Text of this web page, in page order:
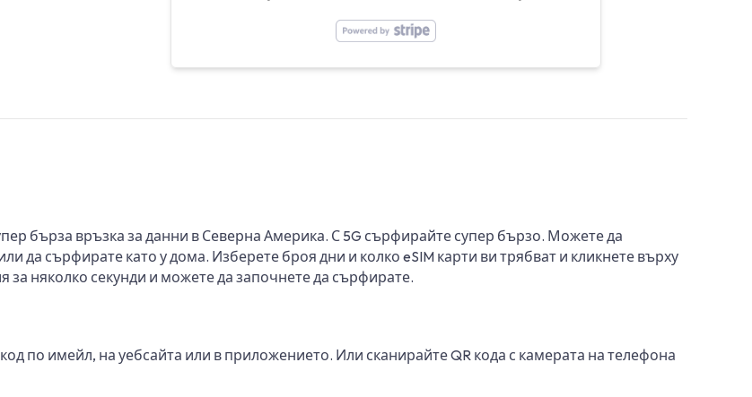
бърза връзка за данни в Северна Америка. С 5G сърфирайте супер бързо. Можете да
да сърфирате като у дома. Изберете броя дни и колко eSIM карти ви трябват и кликнете върху
няколко секунди и можете да започнете да сърфирате.
по имейл, на уебсайта или в приложението. Или сканирайте QR кода с камерата на телефона